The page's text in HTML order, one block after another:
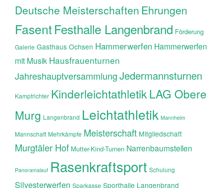
Deutsche Meisterschaften Ehrungen
FasentFesthalle Langenbrand Förderung
Galerie Gasthaus Ochsen Hammerwerfen Hammerwerfen
mit Musik Hausfrauenturnen
JahreshauptversammlungJedermannsturnen
Kampfrichter KinderleichtathletikLAG Obere
Murg Langenbrand Leichtathletik Mannheim
Mannschaft Mehrkämpfe Meisterschaft Mitgliedschaft
Murgtäler Hof Mutter-Kind-Turnen Narrenbaumstellen
Panoramalauf Rasenkraftsport Schulung
Silvesterwerfen Sparkasse Sporthalle Langenbrand